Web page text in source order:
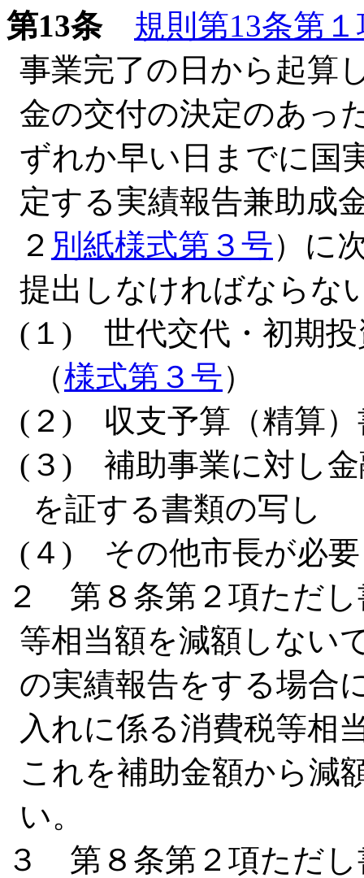
第13条
規則第13条第
事業完了の日から起算
金の交付の決定のあっ
ずれか早い日までに国
定する実績報告兼助成
２ 別紙様式第３号）に
提出しなければならな
(１) 世代交代・初期投
（様式第３号）
(２) 収支予算（精算）
(３) 補助事業に対し金
を証する書類の写し
(４) その他市長が必要
２ 第８条第２項ただ
等相当額を減額しない
の実績報告をする場合
入れに係る消費税等相
これを補助金額から減
い。
３ 第８条第２項ただ